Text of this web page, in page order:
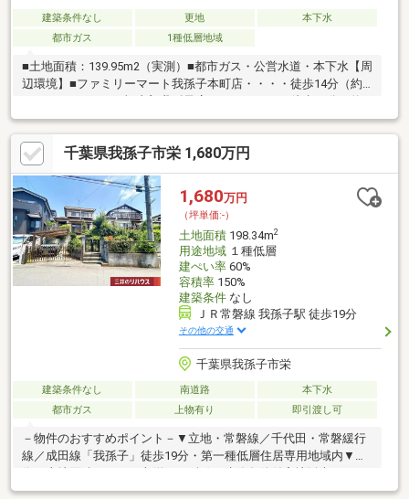
建築条件なし 更地
本下水
都市ガス
1種低層地域
■土地面積：139.95m2（実測）■都市ガス・公営水道・本下水【周
辺環境】■ファミリーマート我孫子本町店・・・・徒歩14分（約
1070m）■くすりの福太郎我孫子店・・・・・・・徒歩19分（約
1480m）■イトーヨーカドー我孫子南口店・・・・徒歩20分（約
1580m）■めばえ幼稚園・・・・・・・・・・・・徒歩13分（約
1030m）■我孫子市立我孫子第四小学校・・・・・徒歩10分（約
760m）■我孫子市立白山中学校・・・・・・・・徒歩10分（約
750m）
千葉県我孫子市栄 1,680万円
1,680万円
（坪単価:-）
土地面積198.34m2
用途地域１種低層
建ぺい率60%
容積率150%
建築条件なし
ＪＲ常磐線 我孫子駅 徒歩19分
その他の交通
千葉県我孫子市栄
建築条件なし 南道路
本下水
都市ガス
上物有り 即引渡し可
－物件のおすすめポイント－▼立地・常磐線／千代田・常磐緩行
線／成田線「我孫子」徒歩19分・第一種低層住居専用地域内▼特
りません・お好きなハウスメーカー・工務店で建築できます・前